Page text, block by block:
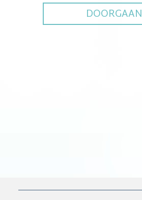
DOORGAAN